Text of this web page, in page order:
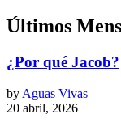
Últimos
¿Por qué Jacob?
by Aguas Vivas
20 abril, 2026